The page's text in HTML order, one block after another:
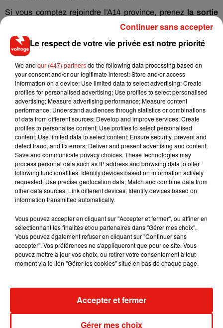
Si vous comptez rejoindre l’A14 province, prenez la sortie
numéro 1 vers la D986 avant de prendre la direction de
Nanterre et de retrouver les directions de Rouen et Poissy.
Musique
3 août 2026
Fred again.. et Latin Mafia dévoilent enfin
leur mixtape créée en...
31 juillet 2026
Swedish House Mafia et Lykke Li
dévoilent « Happiness Is So Sad »
David Guetta et Carl Cox signent un B2B
historique à Ibiza
Angèle officialise la sortie de "Run" avec
Le respect de votre vie privée est notre priorité
We and our (447) partnersdo the following data processing based on
your consent and/or our legitimate interest: Store and/or access
information on a device; Use limited data to select advertising; Create
profiles for personalised advertising; Use profiles to select personalised
advertising; Measure advertising performance; Measure content
performance; Understand audiences through statistics or combinations
of data from different sources; Develop and improve services; Create
profiles to personalise content; Use profiles to select personalised
content; Use limited data to select content; Ensure security, prevent and
detect fraud, and fix errors; Deliver and present advertising and content;
Save and communicate privacy choices. These technologies may
process personal data such as IP address and browsing data to offer
following functionalities: Identify devices based on information actively
requested; Use precise geolocation data; Match and combine data from
other data sources; Link different devices; Identify devices based on
information transmitted automatically.
Vous pouvez accepter en cliquant sur "Accepter et fermer", ou affiner en
sélectionnant les finalités et/ou partenaires dans "Gérer mes choix".
Vous pouvez également refuser en cliquant sur "Continuer sans
accepter". Vos préférences ne s'appliqueront que pour ce site. Vous
pouvez mettre à jour vos choix, ou retirer votre consentement à tout
moment via le lien "Gérer les cookies" situé en bas de chaque page.
Gérer mes choix
Accepter et fermer
Continuer sans accepter